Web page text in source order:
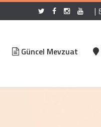
|
Güncel Mevzuat